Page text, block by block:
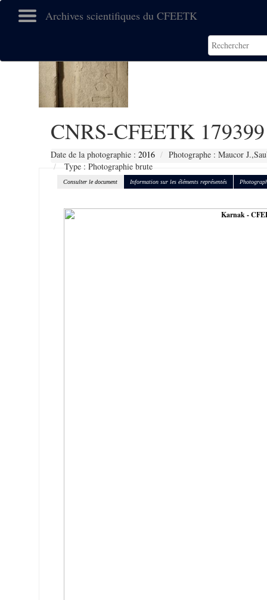
Archives scientifiques du CFEETK
CNRS-CFEETK 179399
Date de la photographie : 2016
Photographe : Maucor
Type : Photographie brute
Consulter le document Information sur les éléments représentés